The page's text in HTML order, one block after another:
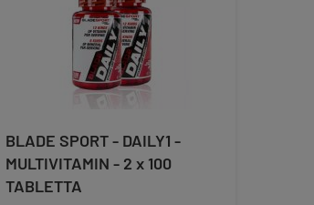
BLADE SPORT - DAILY1 -
MULTIVITAMIN - 2 x 100
TABLETTA